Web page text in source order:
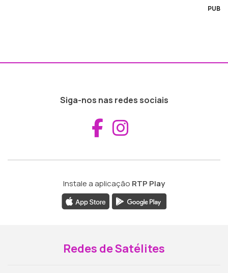
PUB
Siga-nos nas redes sociais
Aceder ao
Instale a aplicação RTP Play
Redes de Satélites